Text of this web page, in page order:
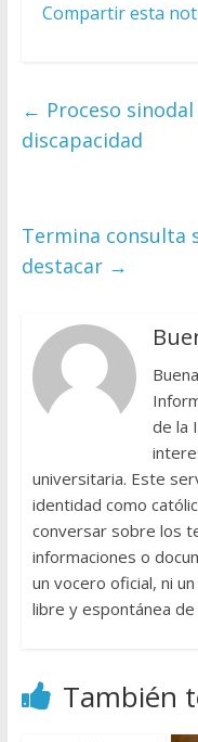
Compartir esta
← Proceso
discapacidad
Termina consulta
destacar →
de la
universitaria. Este
identidad como
conversar sobre los
informaciones o
un vocero oficial, ni
libre y espontánea
También